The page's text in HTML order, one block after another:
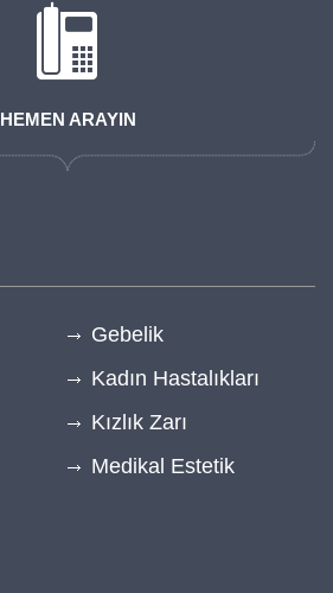
HEMEN ARAYIN
Gebelik
Kadın Hastalıkları
Kızlık Zarı
Medikal Estetik